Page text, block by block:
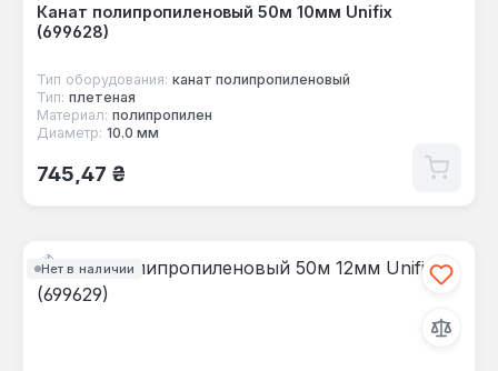
Канат полипропиленовый 50м 10мм Unifix
(699628)
Тип оборудования: канат полипропиленовый
Тип: плетеная
Материал: полипропилен
Диаметр: 10.0 мм
Обычная цена:
745,47 ₴
Нет в наличии